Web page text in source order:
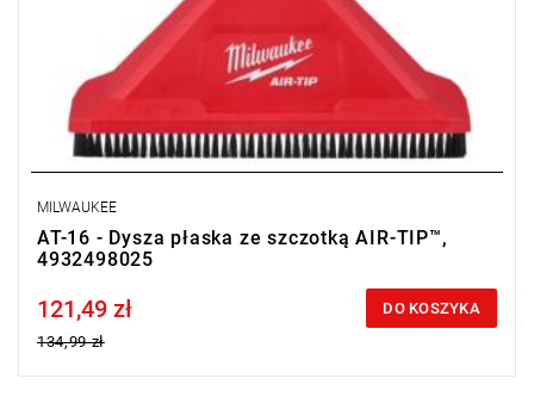
MILWAUKEE
AT-16 - Dysza płaska ze szczotką AIR-TIP™,
4932498025
Price tax included
121,49 zł
134,99 zł
DO KOSZYKA